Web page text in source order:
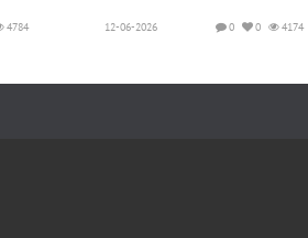
4784 12-06-2026 4174
0
0